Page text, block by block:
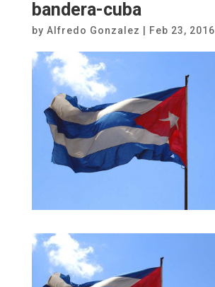
bandera-cuba
by Alfredo Gonzalez Feb 23, 2016